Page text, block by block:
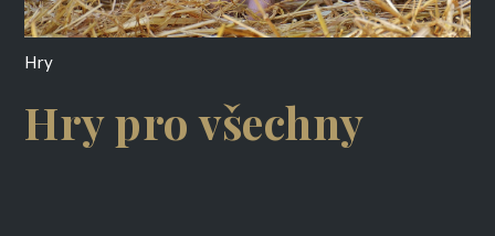
Hry
Hry pro všechny